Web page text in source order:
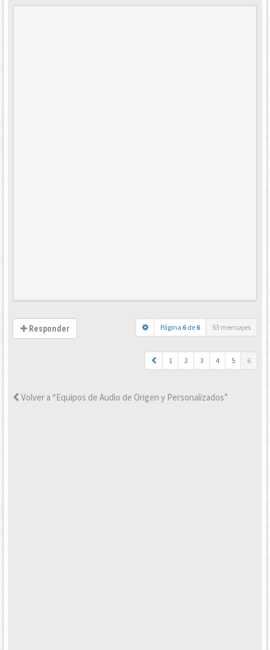
Responder Página 6 de6 53 mensajes
1 2 3 4 5 6
Volver a “Equipos de Audio de Origen y Personalizados”